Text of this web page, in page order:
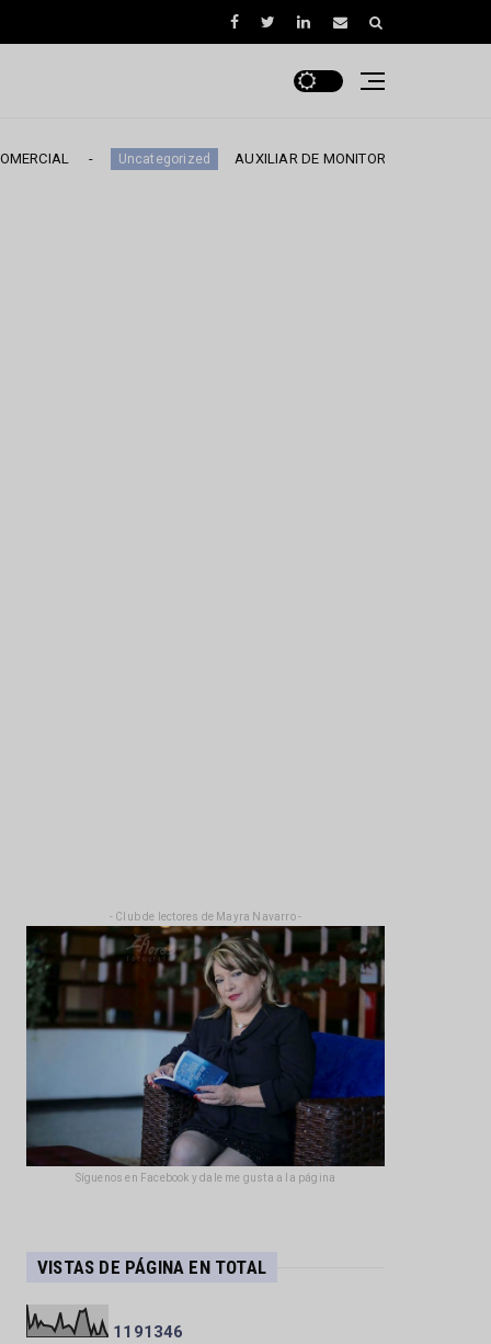
Uncategorized AUXILIAR DE MONITOREO Uncategorized
- Club de lectores de Mayra Navarro -
Síguenos en Facebook y dale me gusta a la página
VISTAS DE PÁGINA EN TOTAL
1 1 91 346